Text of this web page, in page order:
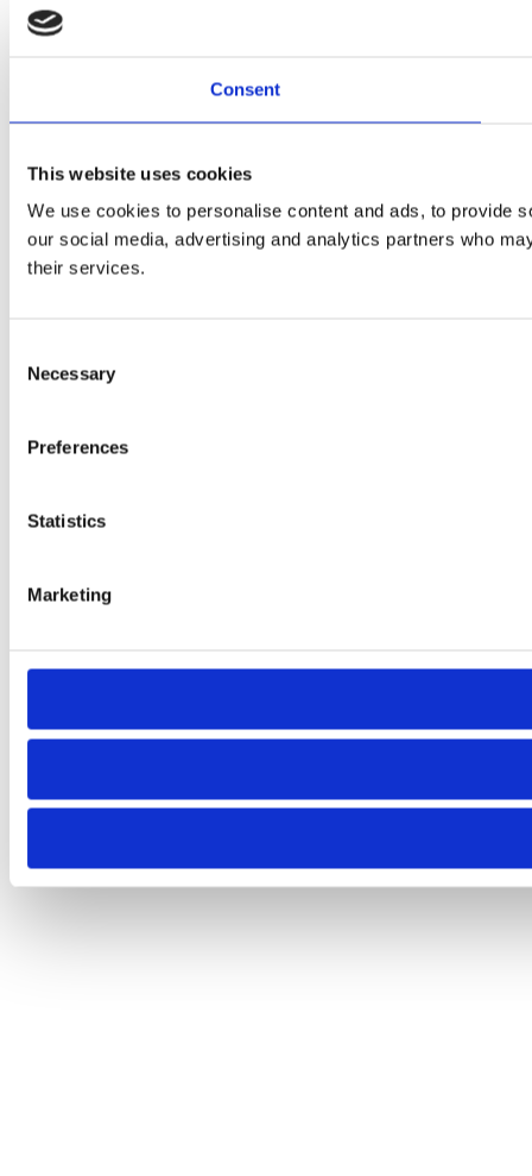
Consent
This website uses cookies
We use cookies to personalise content and ads, to provide
our social media, advertising and analytics partners who
their services.
Selection
Necessary
Preferences
Statistics
Marketing